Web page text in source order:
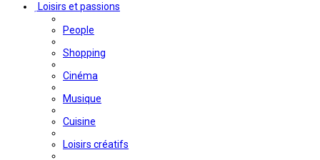
Loisirs et passions
People
Shopping
Cinéma
Musique
Cuisine
Loisirs créatifs